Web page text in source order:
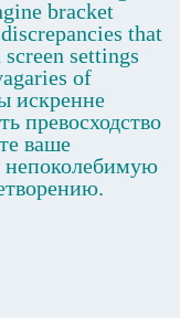
bracket
that
settings
of
искренне
превосходство
ваше
непоколебимую